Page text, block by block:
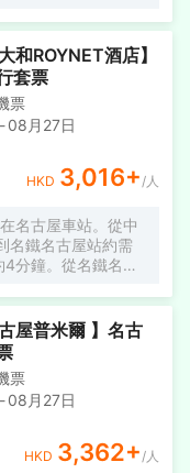
備有辦公桌、電視
客房內皆有提供。
和ROYNET酒店】
行套票
票
-08月27日
HKD 3,016+ /人
名古屋車站。從中
名鐵名古屋站約需
分鐘。從名鐵名古
分鐘步行路程。 此
高樂園 15.9 公里。
名古屋太閤通口大
Nha VietNam用
早餐從 6：30 ~
衣服務、24 小時前
量有限的停車位。
，讓您有賓至如歸
星節目。 配備淋
屋普米爾 】名古
票
-08月27日
HKD 3,362+ /人